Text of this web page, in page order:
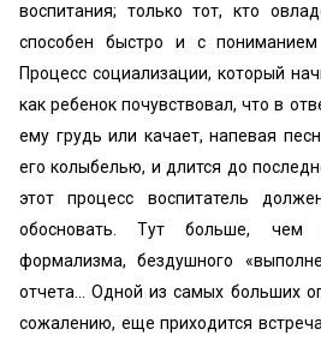
воспитания; только тот, кто
способен быстро и с
Процесс социализации, который
как ребенок почувствовал, что в
ему грудь или качает, напевая
его колыбелью, и длится до
этот процесс воспитатель
обосновать. Тут больше, чем
формализма, бездушного
отчета... Одной из самых больших
сожалению, еще приходится